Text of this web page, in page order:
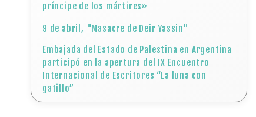
príncipe de los mártires»
9 de abril, "Masacre de Deir Yassin"
Embajada del Estado de Palestina en Argentina
participó en la apertura del IX Encuentro
Internacional de Escritores “La luna con
gatillo”